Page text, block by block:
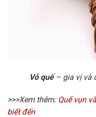
Vỏ quế– gia vị và
>>>Xem thêm: Quế vụn
biết đến